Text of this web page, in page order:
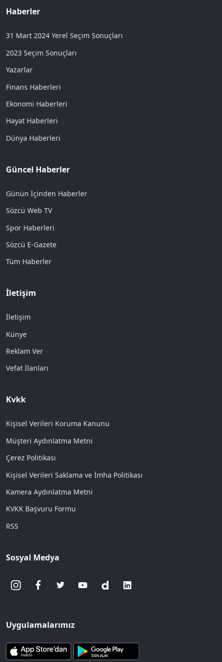
Haberler
31 Mart 2024 Yerel Seçim Sonuçları
2023 Seçim Sonuçları
Yazarlar
Finans Haberleri
Ekonomi Haberleri
Hayat Haberleri
Dünya Haberleri
Güncel Haberler
Günün İçinden Haberler
Sözcü Web TV
Spor Haberleri
Sözcü E-Gazete
Tüm Haberler
İletişim
İletişim
Künye
Reklam Ver
Vefat İlanları
Kvkk
Kişisel Verileri Koruma Kanunu
Müşteri Aydınlatma Metni
Çerez Politikası
Kişisel Verileri Saklama ve İmha Politikası
Kamera Aydınlatma Metni
KVKK Başvuru Formu
RSS
Sosyal Medya
Uygulamalarımız